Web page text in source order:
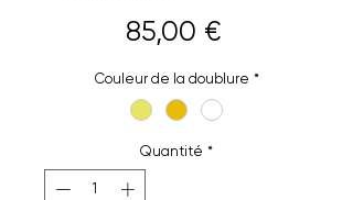
85,00 €
Couleur de la doublure *
Quantité *